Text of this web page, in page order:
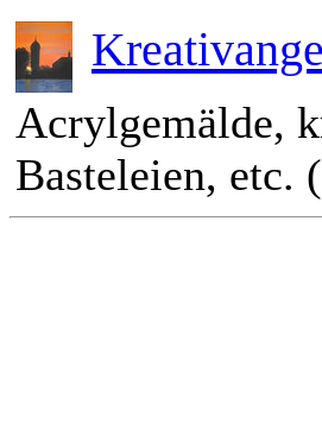
Acrylgemälde,
Basteleien, etc.